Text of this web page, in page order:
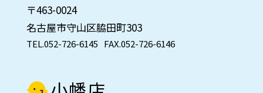
〒463-0024
名古屋市守山区脇田町303
TEL.052-726-6145 FAX.052-726-6146